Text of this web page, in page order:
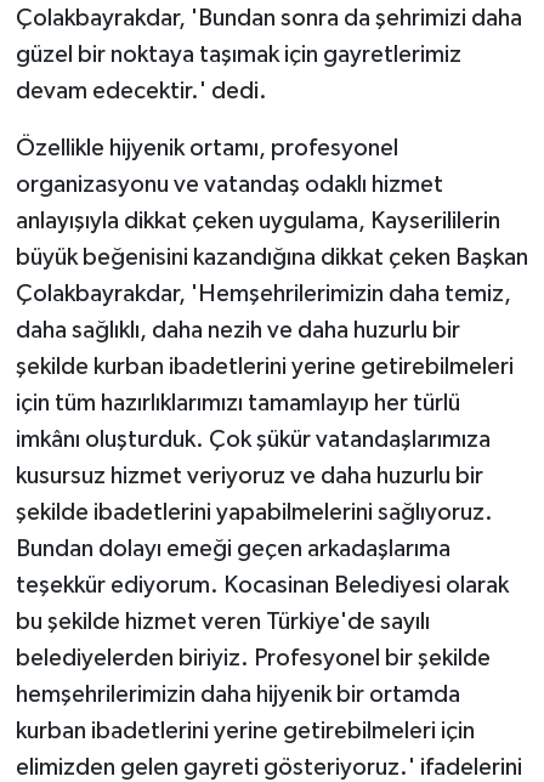
Çolakbayrakdar, 'Bundan sonra da şehrimizi daha
güzel bir noktaya taşımak için gayretlerimiz
devam edecektir.' dedi.
Özellikle hijyenik ortamı, profesyonel
organizasyonu ve vatandaş odaklı hizmet
anlayışıyla dikkat çeken uygulama, Kayserililerin
büyük beğenisini kazandığına dikkat çeken Başkan
Çolakbayrakdar, 'Hemşehrilerimizin daha temiz,
daha sağlıklı, daha nezih ve daha huzurlu bir
şekilde kurban ibadetlerini yerine getirebilmeleri
için tüm hazırlıklarımızı tamamlayıp her türlü
imkânı oluşturduk. Çok şükür vatandaşlarımıza
kusursuz hizmet veriyoruz ve daha huzurlu bir
şekilde ibadetlerini yapabilmelerini sağlıyoruz.
Bundan dolayı emeği geçen arkadaşlarıma
teşekkür ediyorum. Kocasinan Belediyesi olarak
bu şekilde hizmet veren Türkiye'de sayılı
belediyelerden biriyiz. Profesyonel bir şekilde
hemşehrilerimizin daha hijyenik bir ortamda
kurban ibadetlerini yerine getirebilmeleri için
elimizden gelen gayreti gösteriyoruz.' ifadelerini